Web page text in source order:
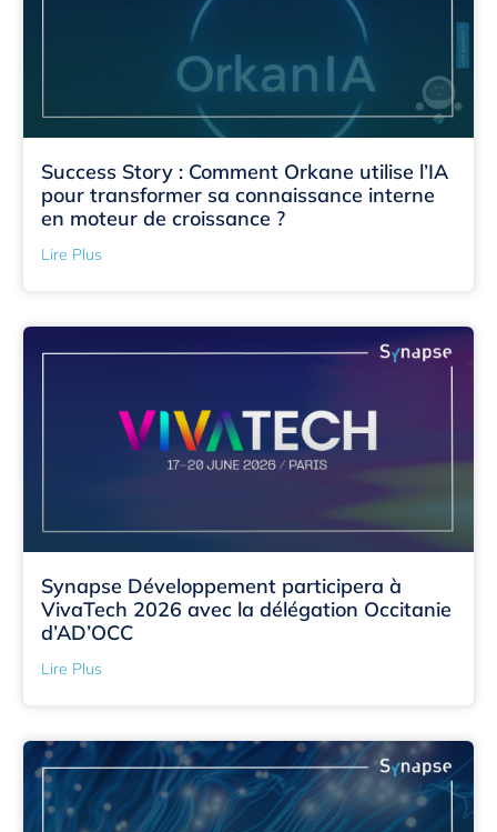
Success Story : Comment Orkane utilise l’IA
pour transformer sa connaissance interne
en moteur de croissance ?
Lire Plus
Synapse Développement participera à
VivaTech 2026 avec la délégation Occitanie
d’AD’OCC
Lire Plus